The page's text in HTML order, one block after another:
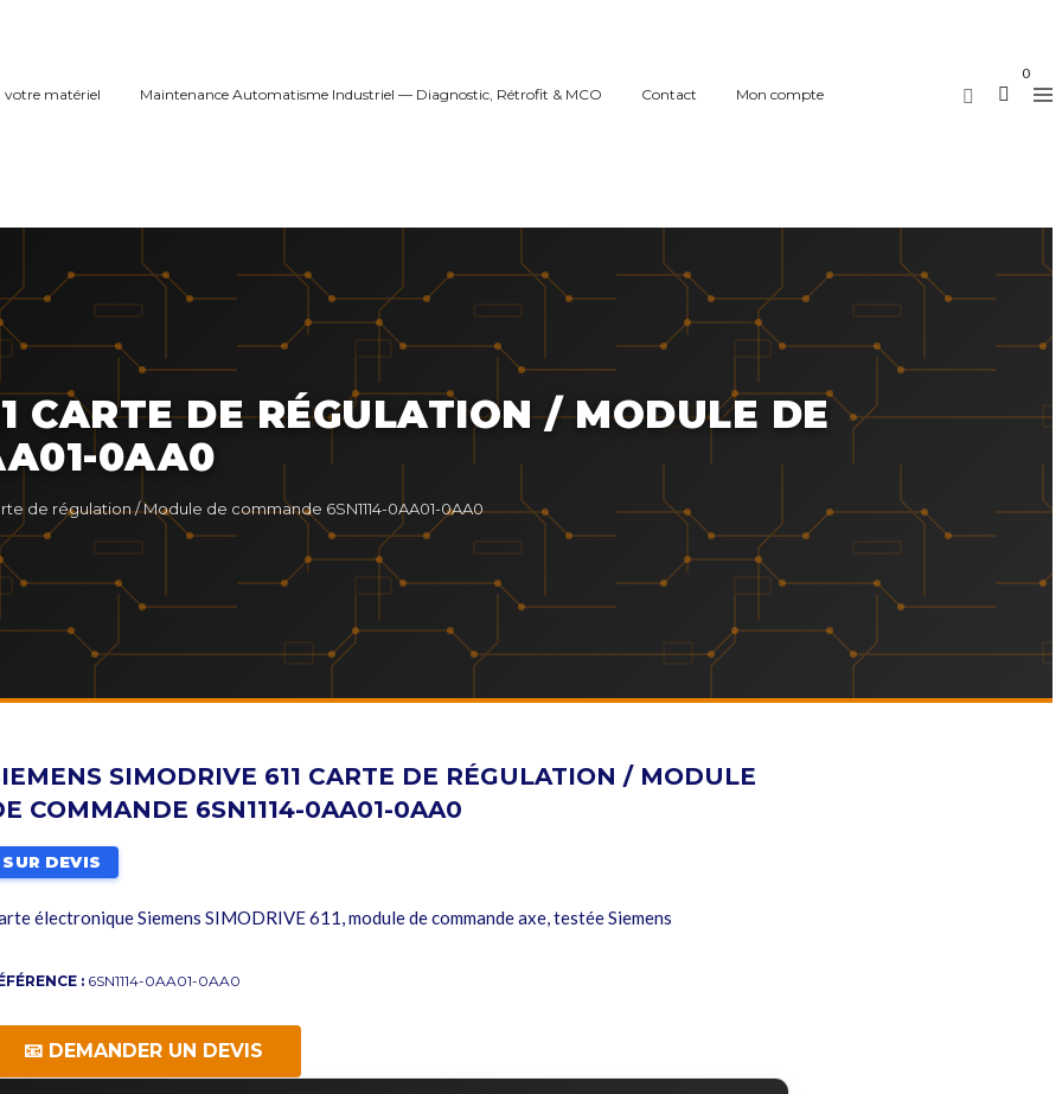
votre matériel Maintenance Automatisme Industriel — Diagnostic, Rétrofit & MCO Contact Mon compte
0
CARTE DE RÉGULATION / MODULE DE
0AA0
de régulation / Module de commande 6SN1114-0AA01-0AA0
SIMODRIVE 611 CARTE DE RÉGULATION / MODULE
COMMANDE 6SN1114-0AA01-0AA0
SUR DEVIS
électronique Siemens SIMODRIVE 611, module de commande axe, testée Siemens
: 6SN1114-0AA01-0AA0
📧 DEMANDER UN DEVIS